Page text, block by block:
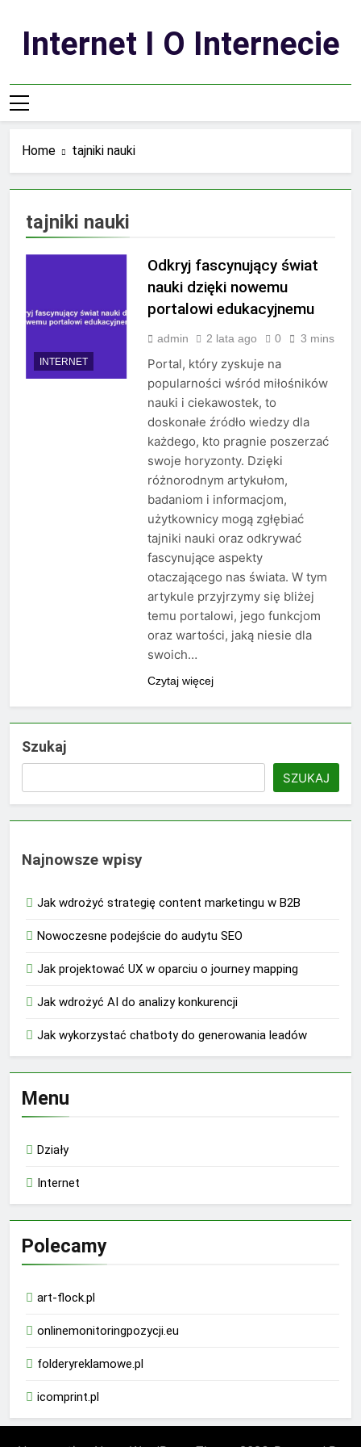
contentInternet I O Internecie
Home tajniki nauki
tajniki nauki
INTERNET
Odkryj fascynujący świat
nauki dzięki nowemu
portalowi edukacyjnemu
admin 2 lata ago 0 3 mins
Portal, który zyskuje na
popularności wśród miłośników
nauki i ciekawostek, to
doskonałe źródło wiedzy dla
każdego, kto pragnie poszerzać
swoje horyzonty. Dzięki
różnorodnym artykułom,
badaniom i informacjom,
użytkownicy mogą zgłębiać
tajniki nauki oraz odkrywać
fascynujące aspekty
otaczającego nas świata. W tym
artykule przyjrzymy się bliżej
temu portalowi, jego funkcjom
oraz wartości, jaką niesie dla
swoich…
Czytaj więcej
Szukaj
SZUKAJ
Najnowsze wpisy
Jak wdrożyć strategię content marketingu w B2B
Nowoczesne podejście do audytu SEO
Jak projektować UX w oparciu o journey mapping
Jak wdrożyć AI do analizy konkurencji
Jak wykorzystać chatboty do generowania leadów
Menu
Działy
Internet
Polecamy
art-flock.pl
onlinemonitoringpozycji.eu
folderyreklamowe.pl
icomprint.pl